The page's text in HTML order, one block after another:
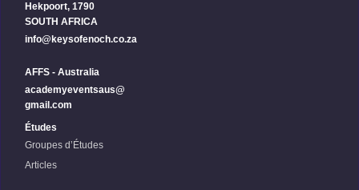
Hekpoort, 1790
SOUTH AFRICA
info@keysofenoch.co.za
AFFS - Australia
academyeventsaus@
gmail.com
Études
Groupes d’Études
Articles